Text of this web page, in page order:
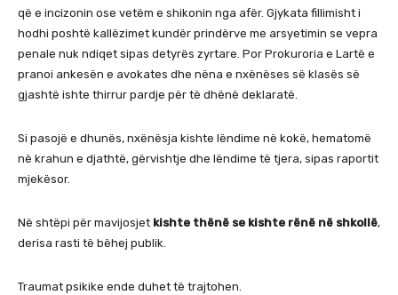
që e incizonin ose vetëm e shikonin nga afër. Gjykata fillimisht i
hodhi poshtë kallëzimet kundër prindërve me arsyetimin se vepra
penale nuk ndiqet sipas detyrës zyrtare. Por Prokuroria e Lartë e
pranoi ankesën e avokates dhe nëna e nxënëses së klasës së
gjashtë ishte thirrur pardje për të dhënë deklaratë.
Si pasojë e dhunës, nxënësja kishte lëndime në kokë, hematomë
në krahun e djathtë, gërvishtje dhe lëndime të tjera, sipas raportit
mjekësor.
Në shtëpi për mavijosjet kishte thënë se kishte rënë në shkollë,
derisa rasti të bëhej publik.
Traumat psikike ende duhet të trajtohen.